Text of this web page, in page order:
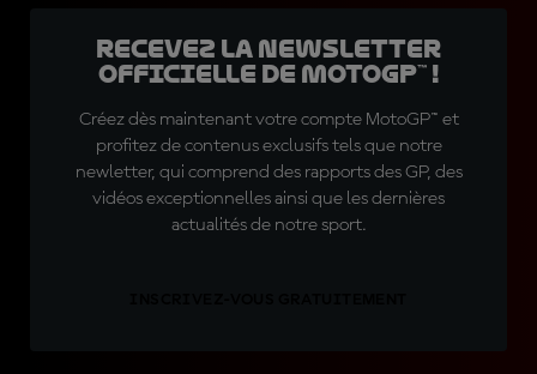
Recevez la Newsletter
officielle de MotoGP™ !
Créez dès maintenant votre compte MotoGP™ et
profitez de contenus exclusifs tels que notre
newletter, qui comprend des rapports des GP, des
vidéos exceptionnelles ainsi que les dernières
actualités de notre sport.